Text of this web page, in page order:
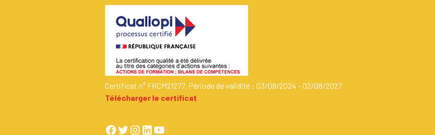
Certificat n° FRCM21277. Période de validité : 03/08/2024 - 02/08/2027
Télécharger le certificat